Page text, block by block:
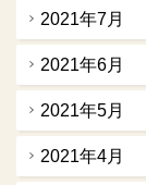
2021年7月
2021年6月
2021年5月
2021年4月